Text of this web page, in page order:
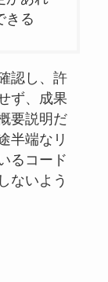
きる
認し、許
ず、成果
要説明だ
半端なリ
るコード
ないよう